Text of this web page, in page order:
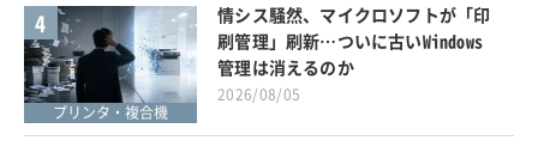
4
プリンタ・複合機
情シス騒然、マイクロソフトが「印
刷管理」刷新…ついに古いWindows
管理は消えるのか
2026/08/05